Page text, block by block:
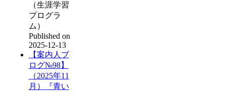
（生涯学習
プログラ
ム）
Published on
2025-12-13
【案内人ブ
ログ№98】
（2025年11
月）『青い